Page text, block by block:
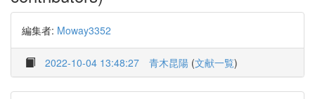
編集者: Moway3352
2022-10-04 13:48:27 青木昆陽 (文献一覧)